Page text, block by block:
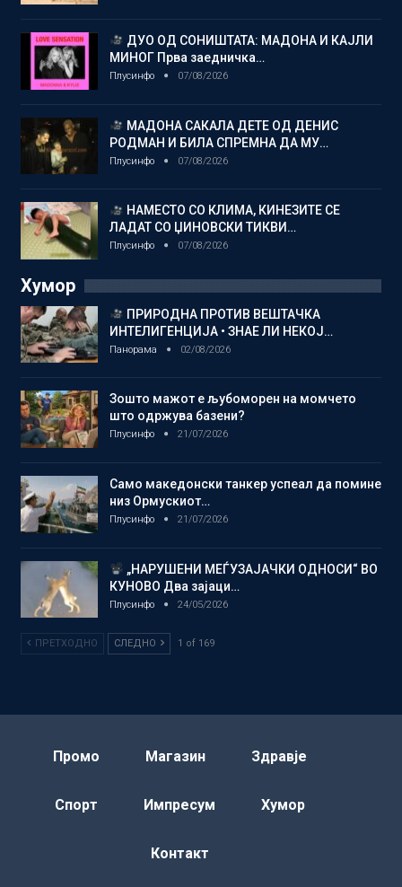
ДУО ОД СОНИШТАТА: МАДОНА И КАЈЛИ
МИНОГ Прва заедничка…
Плусинфо 07/08/2026
МАДОНА САКАЛА ДЕТЕ ОД ДЕНИС
РОДМАН И БИЛА СПРЕМНА ДА МУ…
Плусинфо 07/08/2026
НАМЕСТО СО КЛИМА, КИНЕЗИТЕ СЕ
ЛАДАТ СО ЏИНОВСКИ ТИКВИ…
Плусинфо 07/08/2026
Хумор
ПРИРОДНА ПРОТИВ ВЕШТАЧКА
ИНТЕЛИГЕНЦИЈА • ЗНАЕ ЛИ НЕКОЈ…
Панорама 02/08/2026
Зошто мажот е љубоморен на момчето
што одржува базени?
Плусинфо 21/07/2026
Само македонски танкер успеал да помине
низ Ормускиот…
Плусинфо 21/07/2026
„НАРУШЕНИ МЕЃУЗАЈАЧКИ ОДНОСИ“ ВО
КУНОВО Два зајаци…
Плусинфо 24/05/2026
ПРЕТХОДНО СЛЕДНО 1 of 169
Промо Магазин Здравје
Спорт Импресум Хумор
Контакт